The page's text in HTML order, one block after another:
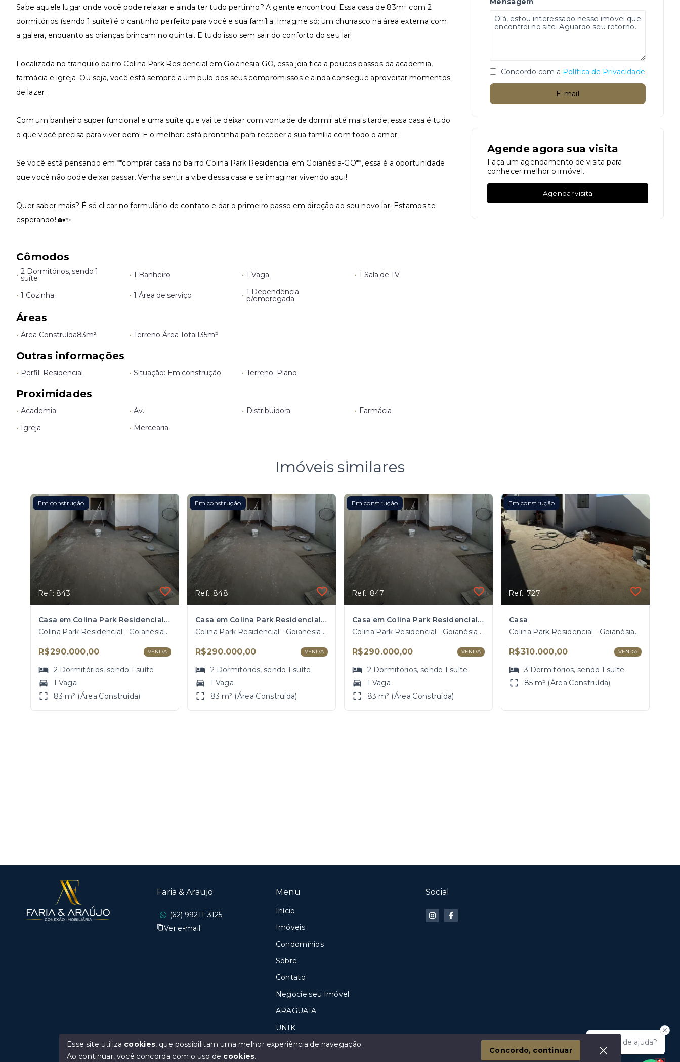
Sabe aquele lugar onde você pode relaxar e ainda ter tudo pertinho? A gente encontrou! Essa casa de 83m² com 2
dormitórios (sendo 1 suíte) é o cantinho perfeito para você e sua família. Imagine só: um churrasco na área externa com
a galera, enquanto as crianças brincam no quintal. E tudo isso sem sair do conforto do seu lar!
Localizada no tranquilo bairro Colina Park Residencial em Goianésia-GO, essa joia fica a poucos passos da academia,
farmácia e igreja. Ou seja, você está sempre a um pulo dos seus compromissos e ainda consegue aproveitar momentos
de lazer.
Com um banheiro super funcional e uma suíte que vai te deixar com vontade de dormir até mais tarde, essa casa é tudo
o que você precisa para viver bem! E o melhor: está prontinha para receber a sua família com todo o amor.
Se você está pensando em **comprar casa no bairro Colina Park Residencial em Goianésia-GO**, essa é a oportunidade
que você não pode deixar passar. Venha sentir a vibe dessa casa e se imaginar vivendo aqui!
Quer saber mais? É só clicar no formulário de contato e dar o primeiro passo em direção ao seu novo lar. Estamos te
esperando! 🏡✨
Cômodos
• 2 Dormitórios, sendo 1
suíte • 1 Banheiro • 1 Vaga • 1 Sala de TV
• 1 Cozinha • 1 Área de serviço • 1 Dependência
p/empregada
Áreas
• Área Construída83m² • Terreno Área Total135m²
Outras informações
• Perfil: Residencial • Situação: Em construção • Terreno: Plano
Proximidades
• Academia • Av. • Distribuidora • Farmácia
• Igreja • Mercearia
Concordo com a Política de Privacidade
E-mail
Agende agora sua visita
Faça um agendamento de visita para
conhecer melhor o imóvel.
Agendar visita
Imóveis similares
Em construção
Ref.: 843
Casa em Colina Park Residencial, Goianésia/GO
Colina Park Residencial - Goianésia/GO
R$290.000,00 VENDA
2 Dormitórios, sendo1 suíte
1 Vaga
83 m² (Área Construída)
Em construção
Ref.: 848
Casa em Colina Park Residencial, Goianésia/GO
Colina Park Residencial - Goianésia/GO
R$290.000,00 VENDA
2 Dormitórios, sendo1 suíte
1 Vaga
83 m² (Área Construída)
Em construção
Ref.: 847
Casa em Colina Park Residencial, Goianésia/GO
Colina Park Residencial - Goianésia/GO
R$290.000,00 VENDA
2 Dormitórios, sendo1 suíte
1 Vaga
83 m² (Área Construída)
Em construção
Ref.: 727
Casa
Colina Park Residencial - Goianésia/GO
R$310.000,00 VENDA
3 Dormitórios, sendo1 suíte
85 m² (Área Construída)
Precisa de ajuda?
Faria & Araujo
(62) 99211-3125
Ver e-mail
Menu
Início
Imóveis
Condomínios
Sobre
Contato
Negocie seu Imóvel
ARAGUAIA
UNIK
Reserva da Serra
Social
Esse site utiliza cookies, que possibilitam uma melhor experiência de navegação.
Ao continuar, você concorda com o uso de cookies.
Concordo, continuar